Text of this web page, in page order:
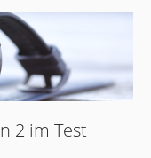
2 im Test